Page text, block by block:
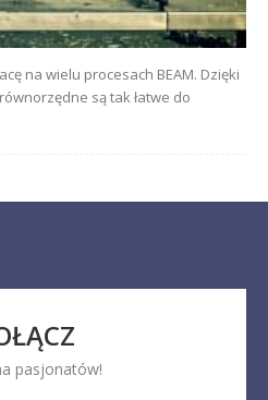
na wielu procesach BEAM. Dzięki
są tak łatwe do
pasjonatów!